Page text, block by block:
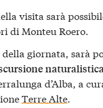
visita sarà
di Monteu Roero.
giornata, sarà
d’Alba, a
Terre Alte.